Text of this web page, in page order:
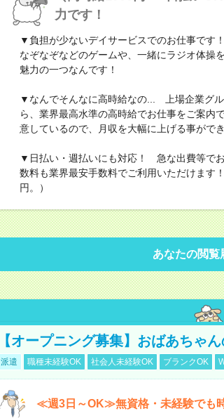
力です！
▼負担が少ないデイサービスでのお仕事で
なぞなぞなどのゲームや、一緒にラジオ体操
魅力の一つなんです！
▼なんでそんなに高時給なの... 上場企業グ
ら、業界最高水準の高時給でお仕事をご案内
意しているので、月収を大幅に上げる事ができ
▼日払い・週払いにも対応！ 急な出費等で
数料も業界最安手数料でご利用いただけます
円。）
あなたの閲覧
【オープニング募集】おばあちゃ
派遣 職種未経験OK 社会人未経験OK ブランクOK
≪週3日～OK≫無資格・未経験でも